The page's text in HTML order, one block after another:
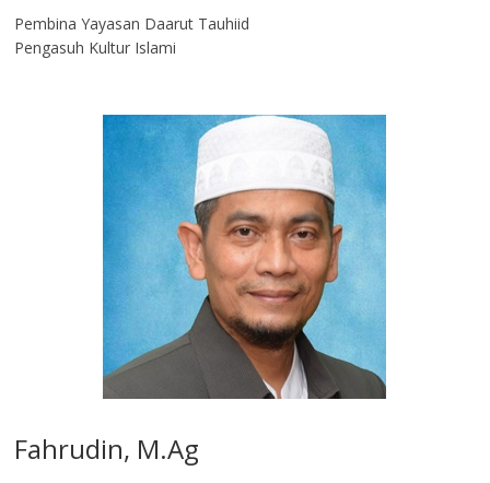
Pembina Yayasan Daarut Tauhiid
Pengasuh Kultur Islami
Fahrudin, M.Ag​